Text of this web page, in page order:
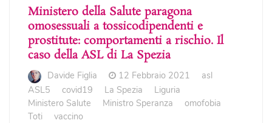
Ministero della Salute paragona
omosessuali a tossicodipendenti e
prostitute: comportamenti a rischio. Il
caso della ASL di La Spezia
Davide Figlia 12 Febbraio 2021
asl
ASL5
covid19 La Spezia
Liguria
Ministero Salute
Ministro Speranza
omofobia
Toti
vaccino